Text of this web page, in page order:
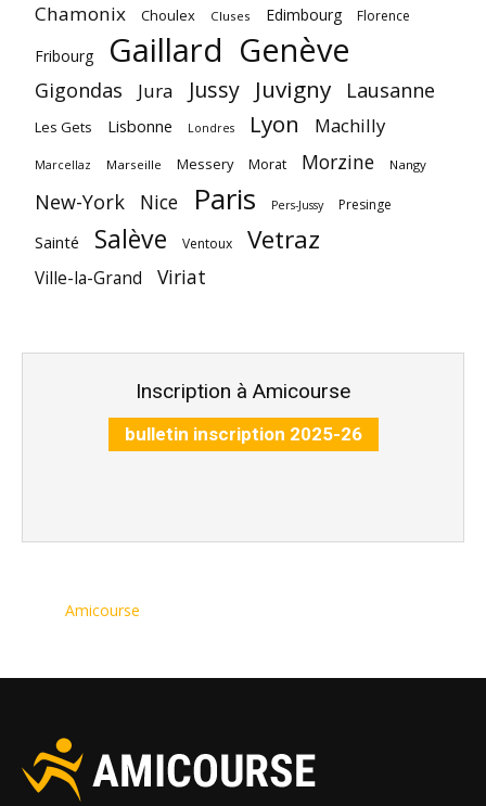
Chamonix Choulex Cluses Edimbourg Florence
Fribourg Gaillard Genève
Gigondas Jura Jussy Juvigny Lausanne
Les Gets Lisbonne Londres Lyon Machilly
Marcellaz Marseille Messery Morat Morzine Nangy
New-York Nice Paris Pers-Jussy Presinge
Sainté Salève Ventoux Vetraz
Ville-la-Grand Viriat
Inscription à Amicourse
bulletin inscription 2025-26
Amicourse